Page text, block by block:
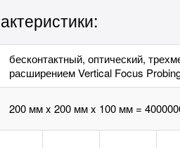
бесконтактный, оптический,
расширением Vertical Focus
200 мм x 200 мм x 100 мм =